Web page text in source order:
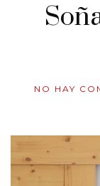
NO HAY